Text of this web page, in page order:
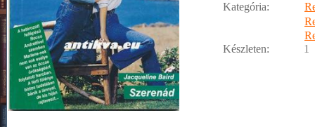
Kategória:
Készleten:
1